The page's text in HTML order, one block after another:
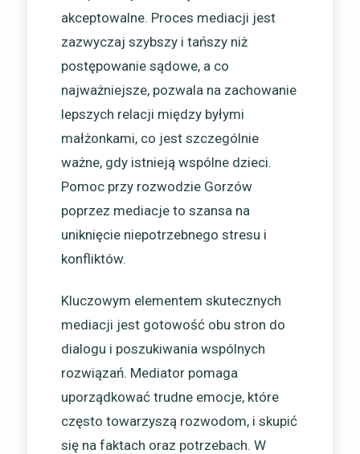
akceptowalne. Proces mediacji jest
zazwyczaj szybszy i tańszy niż
postępowanie sądowe, a co
najważniejsze, pozwala na zachowanie
lepszych relacji między byłymi
małżonkami, co jest szczególnie
ważne, gdy istnieją wspólne dzieci.
Pomoc przy rozwodzie Gorzów
poprzez mediacje to szansa na
uniknięcie niepotrzebnego stresu i
konfliktów.
Kluczowym elementem skutecznych
mediacji jest gotowość obu stron do
dialogu i poszukiwania wspólnych
rozwiązań. Mediator pomaga
uporządkować trudne emocje, które
często towarzyszą rozwodom, i skupić
się na faktach oraz potrzebach. W